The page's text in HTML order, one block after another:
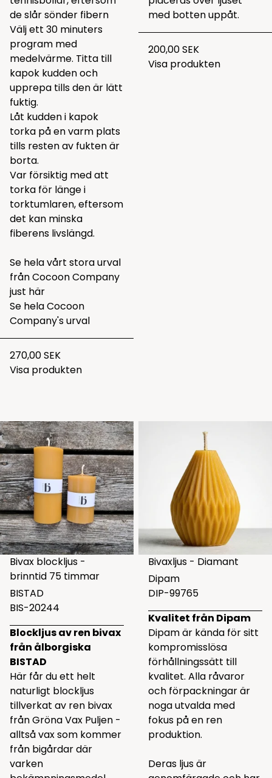
de slår sönder fibern
Välj ett 30 minuters
program med
medelvärme. Titta till
kapok kudden och
upprepa tills den är lätt
fuktig.
Låt kudden i kapok
torka på en varm plats
tills resten av fukten är
borta.
Var försiktig med att
torka för länge i
torktumlaren, eftersom
det kan minska
fiberens livslängd.
Se hela vårt stora urval
från Cocoon Company
just här
Se helaCocoon
Company's urval
270,00 SEK
Visa produkten
med botten uppåt.
200,00 SEK
Visa produkten
Bivax blockljus -
brinntid 75 timmar
BISTAD
BIS-20244
Blockljus av ren bivax
från ålborgiska
BISTAD
Här får du ett helt
naturligt blockljus
tillverkat av ren bivax
från Gröna Vax Puljen -
alltså vax som kommer
från bigårdar där
varken
Bivaxljus - Diamant
Dipam
DIP-99765
Kvalitet från Dipam
Dipam är kända för sitt
kompromisslösa
förhållningssätt till
kvalitet. Alla råvaror
och förpackningar är
noga utvalda med
fokus på en ren
produktion.
Deras ljus är